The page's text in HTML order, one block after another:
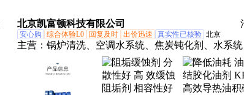
20%
北京凯富顿科技有限公司
安心购 综合体验L0 回复及时 出价迅速 真实性已核验 北京
主营： 锅炉清洗、空调水系统、焦炭钝化剂、水系统
菌、阻垢分散剂、洗涤高温水、粉尘抑制剂、脱硫
剂、在线清洗剂、氧化除藻剂、杀菌灭藻剂、水系
道、无二氧化氯、空调冷凝器、金属表面油污、清除